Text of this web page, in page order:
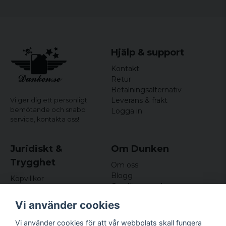
Vi ger dig ett personligt
bemötande och snabb
service, kontakta oss!
Hjälp & support
Kontakt
Retur
Betalningsalternativ
Leverans & frakt
Logga in
Juridiskt &
Trygghet
Köpvillkor
Om cookies
Om Dunken
Om oss
Blogg
Omdömen och
Nyhetsbrev
Kundklubb
Vi använder cookies
Vi använder cookies för att vår webbplats skall fungera